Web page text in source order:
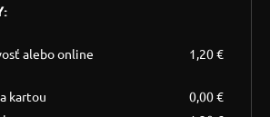
alebo online
1,20 €
kartou
0,00 €